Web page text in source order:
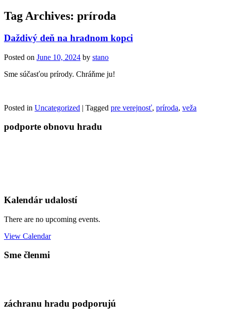
Tag Archives: príroda
Daždivý deň na hradnom kopci
Posted on June 10, 2024 by stano
Sme súčasťou prírody. Chráňme ju!
Posted in Uncategorized | Tagged pre verejnosť, príroda, veža
podporte obnovu hradu
Kalendár udalostí
There are no upcoming events.
View Calendar
Sme členmi
záchranu hradu podporujú